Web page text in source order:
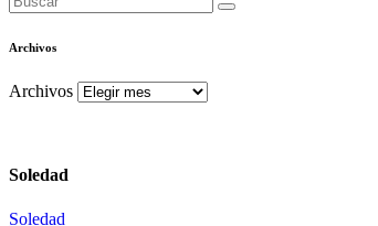
Archivos
Archivos
Soledad
Soledad